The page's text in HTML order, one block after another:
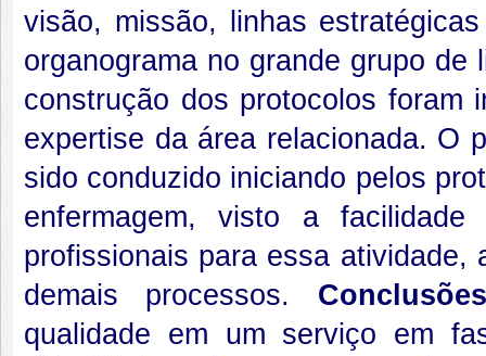
visão, missão, linhas
organograma no grande grupo
construção dos protocolos foram
expertise da área relacionada. O
sido conduzido iniciando pelos
enfermagem, visto a
profissionais para essa atividade,
demais processos. Conclusões
qualidade em um serviço em